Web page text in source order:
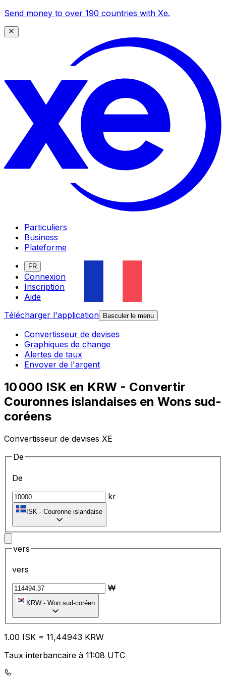
Send money to over 190 countries with Xe.
Particuliers
Business
Plateforme
FR
Connexion
Inscription
Aide
Télécharger l'application
Basculer le menu
Convertisseur de devises
Graphiques de change
Alertes de taux
Envoyer de l'argent
10 000 ISK en KRW - Convertir
Couronnes islandaises en Wons sud-
coréens
Convertisseur de devises XE
De
De
kr
ISK - Couronne islandaise
vers
vers
₩
KRW - Won sud-coréen
1.00 ISK = 11,44943 KRW
Taux interbancaire à 11:08 UTC